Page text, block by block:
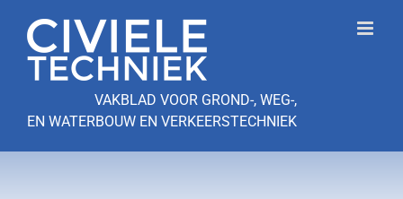
naar
inhoud
VAKBLAD VOOR GROND-, WEG-,
EN WATERBOUW EN VERKEERSTECHNIEK